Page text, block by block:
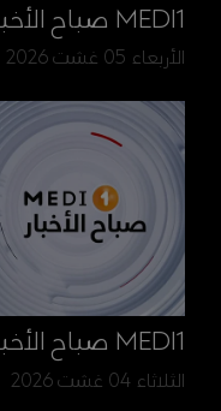
MEDI1 صباح الأخبار
الأربعاء 05 غشت 2026
MEDI1 صباح الأخبار
الثلاثاء 04 غشت 2026